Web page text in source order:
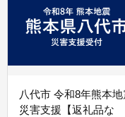
八代市 令和8年熊本
災害支援【返礼品な